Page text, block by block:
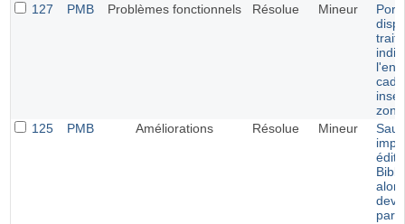
127
PMB Problèmes fonctionnels Résolue Mineur
trait
125
PMB Améliorations Résolue Mineur
par